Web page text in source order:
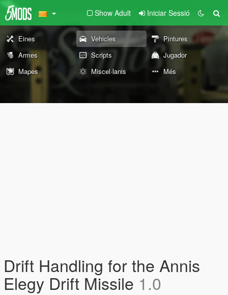
Show Adult Iniciar Sessió
Eines Vehicles
Pintures
Armes
Scripts
Jugador
Mapes
Miscel·lanis Més
Drift Handling for the Annis
Elegy Drift Missile 1.0